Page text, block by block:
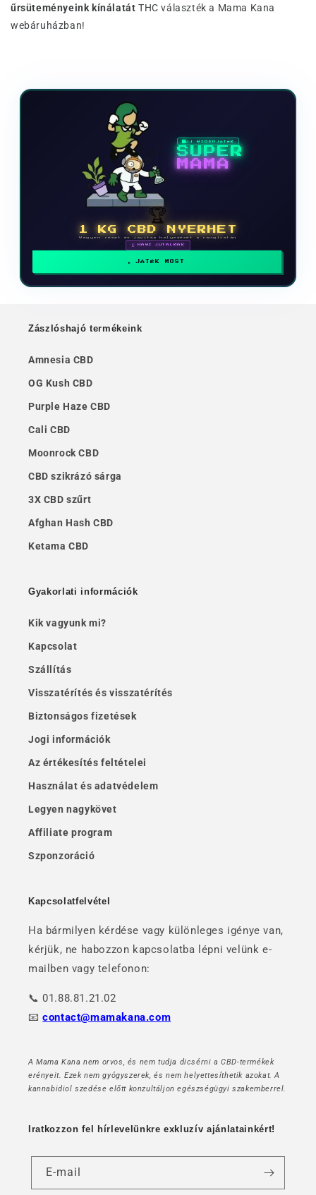
űrsüteményeink kínálatátTHC választék a Mama Kana
webáruházban!
ÚJ VIDEOJÁTÉK
SUPER
MAMA
🏆
1 KG CBD NYERHET
Vegyen részt és javítsa helyezését a ranglistán
🗓 HAVI JUTALMAK
JÁTÉK MOST
Zászlóshajó termékeink
Amnesia CBD
OG Kush CBD
Purple Haze CBD
Cali CBD
Moonrock CBD
CBD szikrázó sárga
3X CBD szűrt
Afghan Hash CBD
Ketama CBD
Gyakorlati információk
Kik vagyunk mi?
Kapcsolat
Szállítás
Visszatérítés és visszatérítés
Biztonságos fizetések
Jogi információk
Az értékesítés feltételei
Használat és adatvédelem
Legyen nagykövet
Affiliate program
Szponzoráció
Kapcsolatfelvétel
Ha bármilyen kérdése vagy különleges igénye van,
kérjük, ne habozzon kapcsolatba lépni velünk e-
mailben vagy telefonon:
📞 01.88.81.21.02
📧contact@mamakana.com
A Mama Kana nem orvos, és nem tudja dicsérni a CBD-termékek
erényeit. Ezek nem gyógyszerek, és nem helyettesíthetik azokat. A
kannabidiol szedése előtt konzultáljon egészségügyi szakemberrel.
Iratkozzon fel hírlevelünkre exkluzív ajánlatainkért!
E-mail